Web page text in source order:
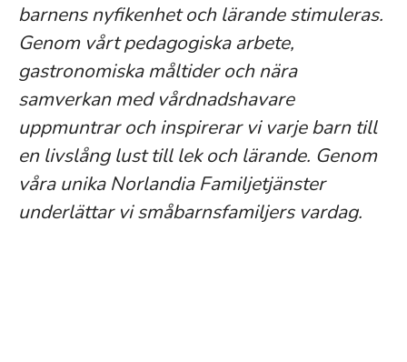
barnens nyfikenhet och lärande stimuleras.
Genom vårt pedagogiska arbete,
gastronomiska måltider och nära
samverkan med vårdnadshavare
uppmuntrar och inspirerar vi varje barn till
en livslång lust till lek och lärande. Genom
våra unika Norlandia Familjetjänster
underlättar vi småbarnsfamiljers vardag.